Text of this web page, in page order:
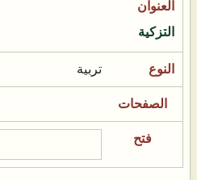
التزكية
تربية